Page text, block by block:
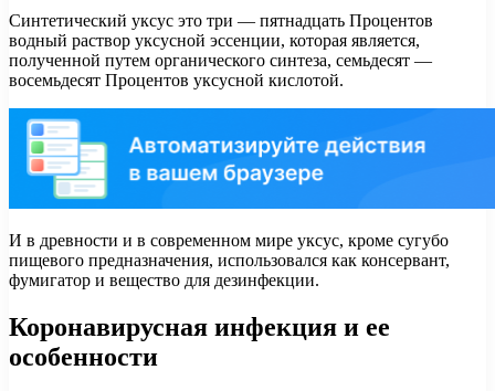
Синтетический уксус это три — пятнадцать Процентов
водный раствор уксусной эссенции, которая является,
полученной путем органического синтеза, семьдесят —
восемьдесят Процентов уксусной кислотой.
И в древности и в современном мире уксус, кроме сугубо
пищевого предназначения, использовался как консервант,
фумигатор и вещество для дезинфекции.
Коронавирусная инфекция и ее
особенности